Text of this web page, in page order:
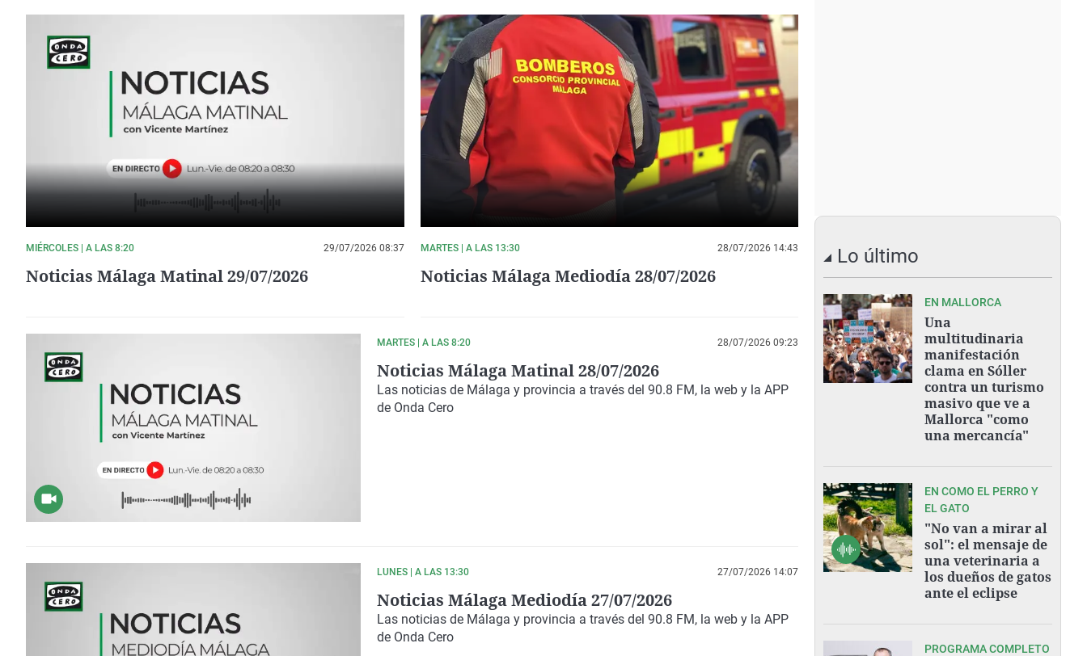
MIÉRCOLES | A LAS 8:20 29/07/2026 08:37
Noticias Málaga Matinal 29/07/2026
MARTES | A LAS 13:30 28/07/2026 14:43
Noticias Málaga Mediodía 28/07/2026
MARTES | A LAS 8:20 28/07/2026 09:23
Noticias Málaga Matinal 28/07/2026
Las noticias de Málaga y provincia a través del 90.8 FM, la web y la APP
de Onda Cero
LUNES | A LAS 13:30 27/07/2026 14:07
Noticias Málaga Mediodía 27/07/2026
Las noticias de Málaga y provincia a través del 90.8 FM, la web y la APP
de Onda Cero
Lo último
EN MALLORCA
Una
multitudinaria
manifestación
clama en Sóller
contra un turismo
masivo que ve a
Mallorca "como
una mercancía"
EN COMO EL PERRO Y
EL GATO
"No van a mirar al
sol": el mensaje de
una veterinaria a
los dueños de gatos
ante el eclipse
PROGRAMA COMPLETO